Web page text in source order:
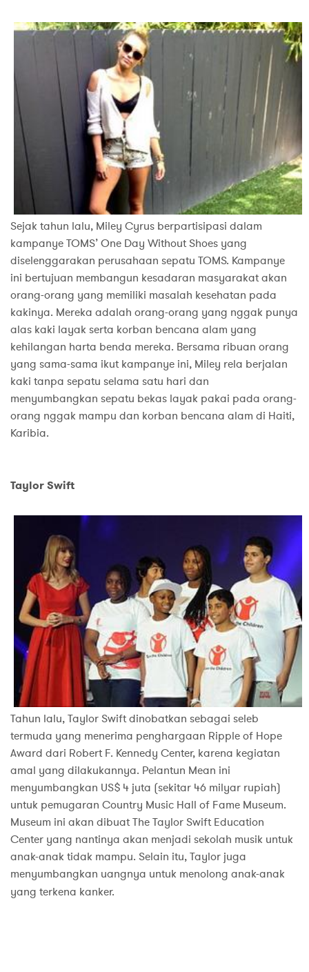
Sejak tahun lalu, Miley Cyrus berpartisipasi dalam
kampanye TOMS’ One Day Without Shoes yang
diselenggarakan perusahaan sepatu TOMS. Kampanye
ini bertujuan membangun kesadaran masyarakat akan
orang-orang yang memiliki masalah kesehatan pada
kakinya. Mereka adalah orang-orang yang nggak punya
alas kaki layak serta korban bencana alam yang
kehilangan harta benda mereka. Bersama ribuan orang
yang sama-sama ikut kampanye ini, Miley rela berjalan
kaki tanpa sepatu selama satu hari dan
menyumbangkan sepatu bekas layak pakai pada orang-
orang nggak mampu dan korban bencana alam di Haiti,
Karibia.
Taylor Swift
Tahun lalu, Taylor Swift dinobatkan sebagai seleb
termuda yang menerima penghargaan Ripple of Hope
Award dari Robert F. Kennedy Center, karena kegiatan
amal yang dilakukannya. Pelantun Mean ini
menyumbangkan US$ 4 juta (sekitar 46 milyar rupiah)
untuk pemugaran Country Music Hall of Fame Museum.
Museum ini akan dibuat The Taylor Swift Education
Center yang nantinya akan menjadi sekolah musik untuk
anak-anak tidak mampu. Selain itu, Taylor juga
menyumbangkan uangnya untuk menolong anak-anak
yang terkena kanker.